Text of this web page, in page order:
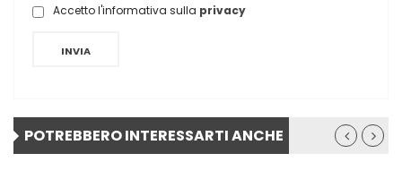
Accetto l'informativa sulla privacy
INVIA
POTREBBERO INTERESSARTI ANCHE